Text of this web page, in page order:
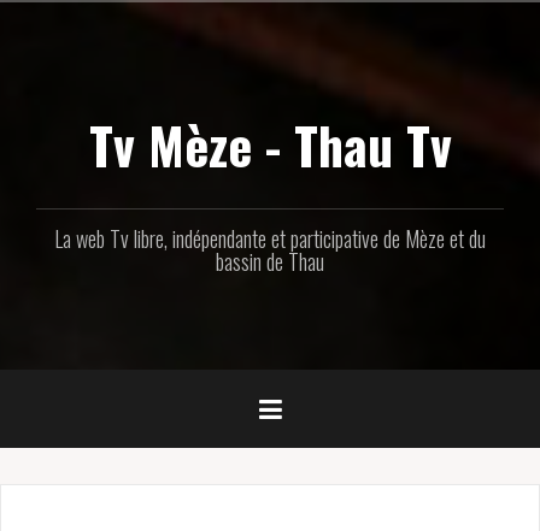
Tv Mèze - Thau Tv
La web Tv libre, indépendante et participative de Mèze et du
bassin de Thau